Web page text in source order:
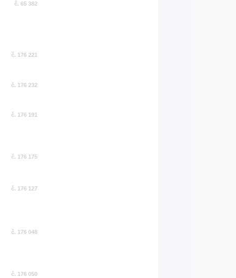
č. 65 382
č. 176 221
č. 176 232
č. 176 191
č. 176 175
č. 176 127
č. 176 048
č. 176 050